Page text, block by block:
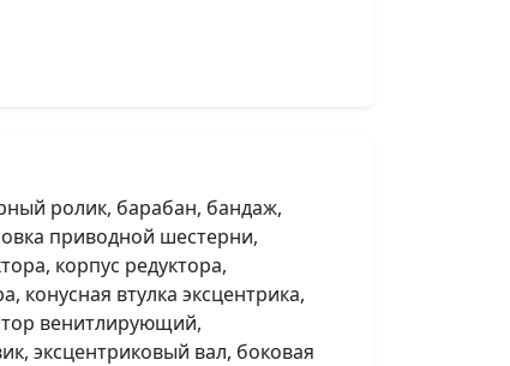
ролик, барабан, бандаж,
приводной шестерни,
корпус редуктора,
втулка эксцентрика,
венитлирующий,
эксцентриковый вал, боковая